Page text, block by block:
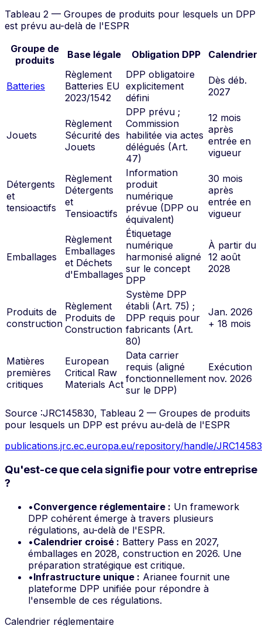
Tableau 2 — Groupes de produits pour lesquels un DPP
est prévu au-delà de l'ESPR
Groupe de
produits
Base légale Obligation DPP Calendrier
Batteries
Règlement
Batteries EU
2023/1542
DPP obligatoire
explicitement
défini
Dès déb.
2027
Jouets
Règlement
Sécurité des
Jouets
DPP prévu ;
Commission
habilitée via actes
délégués (Art.
47)
12 mois
après
entrée en
vigueur
Détergents
et
tensioactifs
Règlement
Détergents
et
Tensioactifs
Information
produit
numérique
prévue (DPP ou
équivalent)
30 mois
après
entrée en
vigueur
Emballages
Règlement
Emballages
et Déchets
d'Emballages
Étiquetage
numérique
harmonisé aligné
sur le concept
DPP
À partir du
12 août
2028
Produits de
construction
Règlement
Produits de
Construction
Système DPP
établi (Art. 75) ;
DPP requis pour
fabricants (Art.
80)
Jan. 2026
+ 18 mois
Matières
premières
critiques
European
Critical Raw
Materials Act
Data carrier
requis (aligné
fonctionnellement
sur le DPP)
Exécution
nov. 2026
Source :JRC145830, Tableau 2 — Groupes de produits
pour lesquels un DPP est prévu au-delà de l'ESPR
publications.jrc.ec.europa.eu/repository/handle/
Qu'est-ce que cela signifie pour votre entreprise
?
•Convergence réglementaire : Un framework
DPP cohérent émerge à travers plusieurs
régulations, au-delà de l'ESPR.
•Calendrier croisé : Battery Pass en 2027,
émballages en 2028, construction en 2026. Une
préparation stratégique est critique.
•Infrastructure unique : Arianee fournit une
plateforme DPP unifiée pour répondre à
l'ensemble de ces régulations.
Calendrier réglementaire